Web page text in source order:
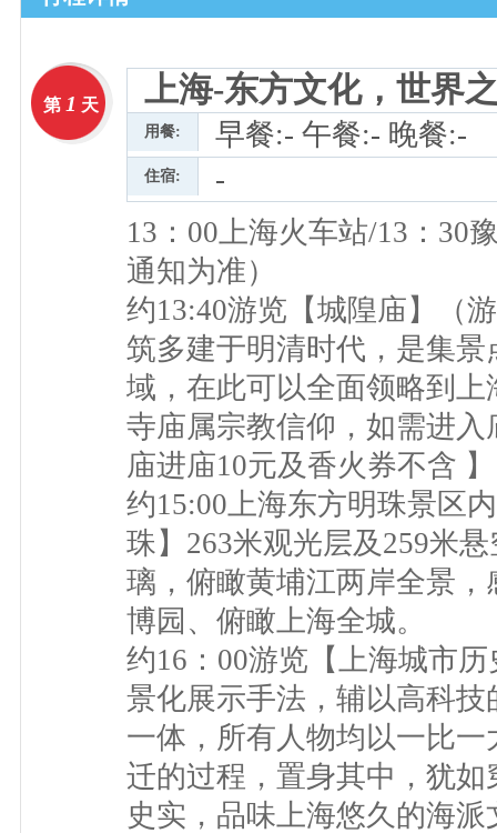
第 1 天 上海-东方文化，世界
用餐: 早餐:- 午餐:- 晚餐:-
住宿:
-
13：00上海火车站/13：30
通知为准）
约13:40游览【城隍庙】（
筑多建于明清时代，是集
域，在此可以全面领略到
寺庙属宗教信仰，如需进
庙进庙10元及香火券不含 】
约15:00上海东方明珠景区
珠】263米观光层及259米
璃，俯瞰黄埔江两岸全景
博园、俯瞰上海全城。
约16：00游览【上海城市
景化展示手法，辅以高科
一体，所有人物均以一比
迁的过程，置身其中，犹
史实，品味上海悠久的海派